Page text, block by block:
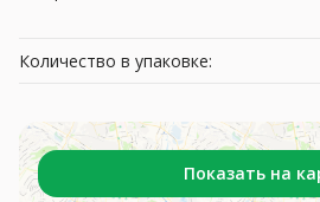
Количество в упаковке:
Показать на